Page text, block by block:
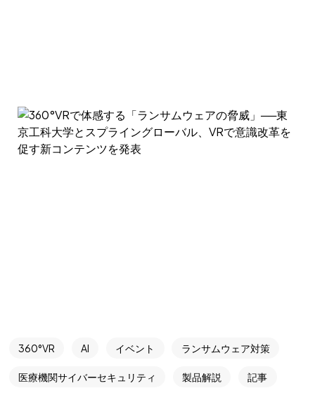
360°VR AI イベント ランサムウェア対策
医療機関サイバーセキュリティ 製品解説 記事